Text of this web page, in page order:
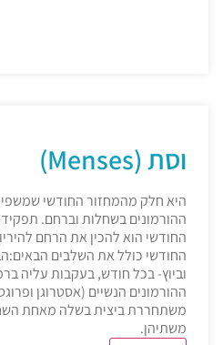
וסת (Menses)
היא חלק מהמחזור החודשי
ההורמונים בשחלות וברחם.
החודשי הוא להכין את הרחם
החודשי כולל את השלבים הבאים:
וביוץ- בכל חודש, בעקבות עליה
ההורמונים הנשיים (אסטרוגן
משתחררת ביצית בשלה מאחת
משתיהן.